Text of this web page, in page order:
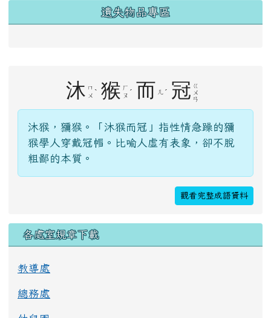
遺失物品專區
沐 ㄇ
ㄨ
猴 ㄏ
ㄡ
而 ㄦ 冠 ㄍ
ㄨ
ㄢ
沐猴，獼猴。「沐猴而冠」指性情急躁的獼
猴學人穿戴冠帽。比喻人虛有表象，卻不脫
粗鄙的本質。
觀看完整成語資料
各處室規章下載
教導處
總務處